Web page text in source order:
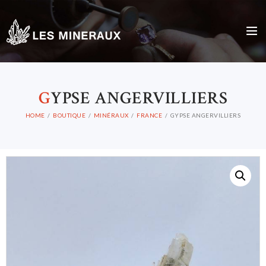
GYPSE ANGERVILLIERS
HOME BOUTIQUE MINÉRAUX FRANCE GYPSE ANGERVILLIERS